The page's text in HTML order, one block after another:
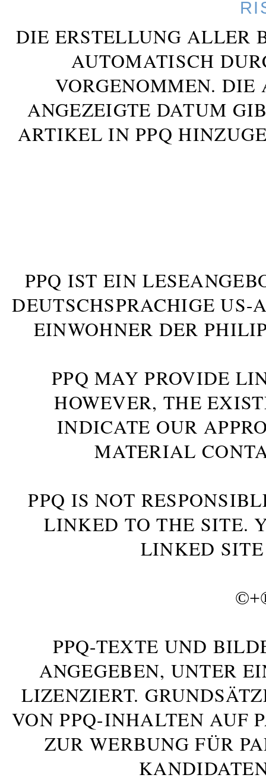
DIE ERSTELLUNG ALLER
AUTOMATISCH
VORGENOMMEN. DIE
ANGEZEIGTE DATUM
ARTIKEL IN PPQ
PPQ IST EIN
DEUTSCHSPRACHIGE US-
INWOHNER DER
PPQ MAY PROVIDE
HOWEVER, THE
INDICATE OUR
MATERIAL
PPQ IS NOT
LINKED TO THE SITE.
LINKED
©+
PPQ-TEXTE UND
ANGEGEBEN, UNTER
LIZENZIERT.
VON PPQ-INHALTEN AUF
ZUR WERBUNG FÜR